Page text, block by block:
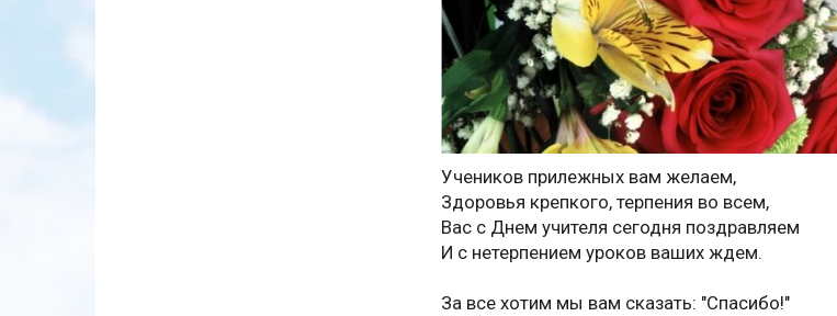
Учеников прилежных вам желаем,
Здоровья крепкого, терпения во всем,
Вас с Днем учителя сегодня поздравляем
И с нетерпением уроков ваших ждем.
За все хотим мы вам сказать: "Спасибо!"